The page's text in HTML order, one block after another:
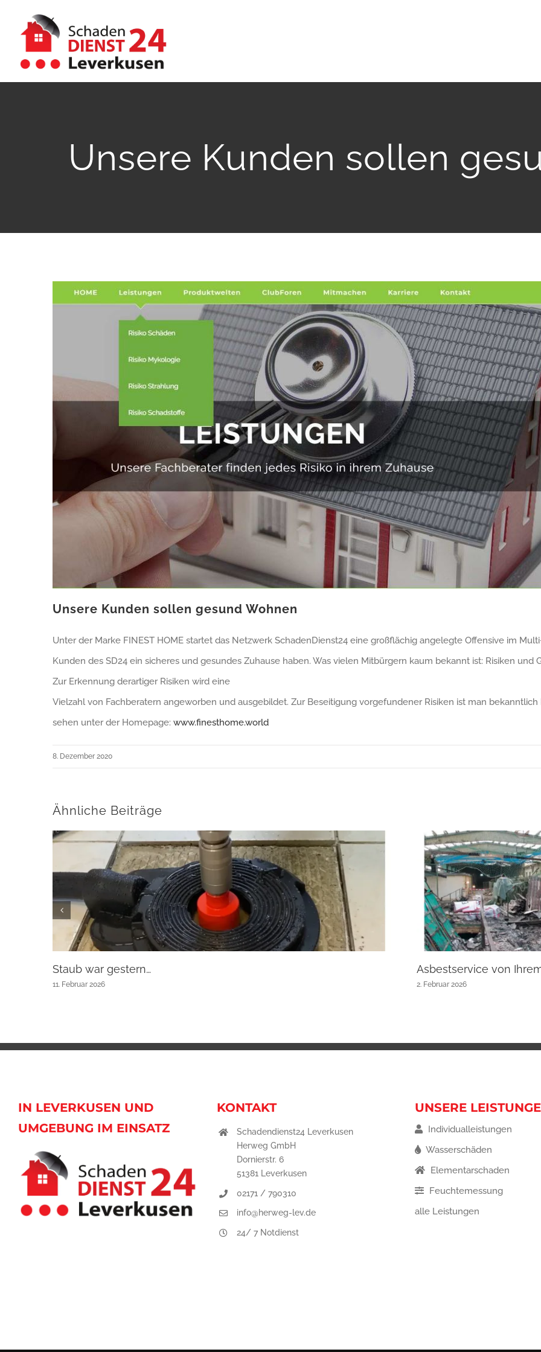
Inhalt
springen
Unsere Kunden sollen
Unsere Kunden sollen gesund Wohnen
Unter der Marke FINEST HOME startet das Netzwerk SchadenDienst24 eine großflächig angelegte Offensive im
Kunden des SD24 ein sicheres und gesundes Zuhause haben. Was vielen Mitbürgern kaum bekannt ist: Risiken
Zur Erkennung derartiger Risiken wird eine
Vielzahl von Fachberatern angeworben und ausgebildet. Zur Beseitigung vorgefundener Risiken ist man
sehen unter der Homepage: www.finesthome.world
8. Dezember 2020
Ähnliche Beiträge
Staub war gestern…
11. Februar 2026
Asbestservice von
2. Februar 2026
IN LEVERKUSEN UND
UMGEBUNG IM EINSATZ
KONTAKT
Schadendienst24 Leverkusen
Herweg GmbH
Dornierstr. 6
51381 Leverkusen
02171 / 790310
info@herweg-lev.de
24/ 7 Notdienst
UNSERE
Individualleistungen
Wasserschäden
Elementarschaden
Feuchtemessung
alle Leistungen